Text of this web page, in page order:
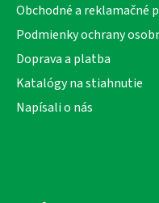
Obchodné a reklamačné
Podmienky ochrany
Doprava a platba
Katalógy na stiahnutie
Napísali o nás